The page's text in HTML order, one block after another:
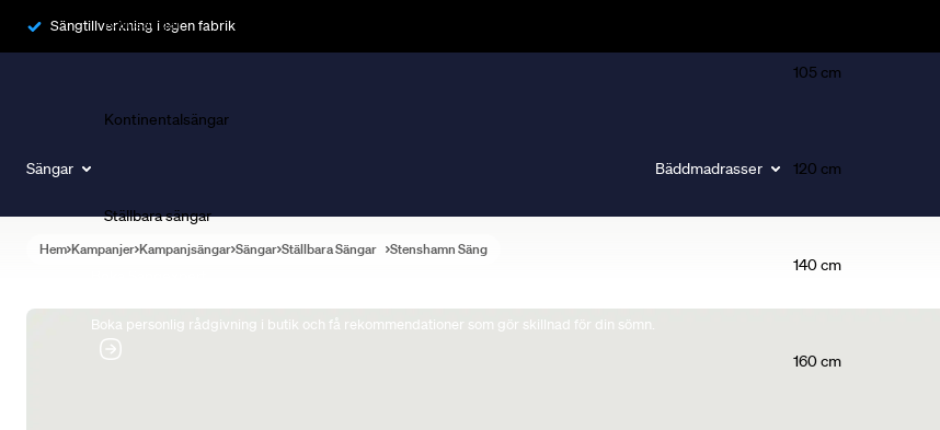
Sängtillverkning i egen fabrik
Sängar
Ramsängar
Kontinentalsängar
Ställbara sängar
Boka personlig rådgivning i butik och få rekommendationer som gör skillnad för din sömn.
Bäddmadrasser
105 cm
120 cm
140 cm
160 cm
Hem Kampanjer Kampanjsängar Sängar Ställbara Sängar Stenshamn Säng